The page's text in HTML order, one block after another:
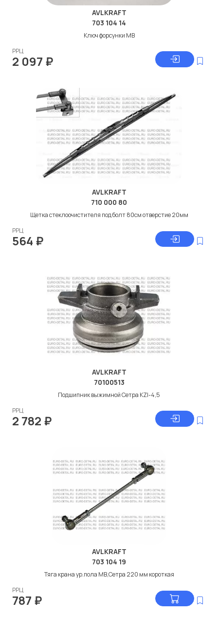
AVLKRAFT
703 104 14
Ключ форсунки МВ
РРЦ
2 097 ₽
AVLKRAFT
710 000 80
Щетка стеклоочистителя под болт 80см отверстие 20мм
РРЦ
564 ₽
AVLKRAFT
70100513
Подшипник выжимной Сетра KZI-4,5
РРЦ
2 782 ₽
AVLKRAFT
703 104 19
Тяга крана ур.пола МВ,Сетра 220 мм короткая
РРЦ
787 ₽